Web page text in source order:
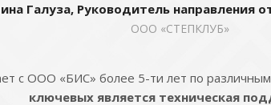
Галуза, Руководитель направления
ООО «СТЕПКЛУБ»
с ООО «БИС» более 5-ти лет по
ключевых является техническая